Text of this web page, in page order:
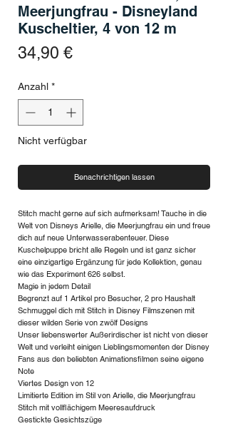
Meerjungfrau - Disneyland
Kuscheltier, 4 von 12 m
34,90 €Preis
Anzahl *
Nicht verfügbar
Benachrichtigen lassen
Stitch macht gerne auf sich aufmerksam! Tauche in die
Welt von Disneys Arielle, die Meerjungfrau ein und freue
dich auf neue Unterwasserabenteuer. Diese
Kuschelpuppe bricht alle Regeln und ist ganz sicher
eine einzigartige Ergänzung für jede Kollektion, genau
wie das Experiment 626 selbst.
Magie in jedem Detail
Begrenzt auf 1 Artikel pro Besucher, 2 pro Haushalt
Schmuggel dich mit Stitch in Disney Filmszenen mit
dieser wilden Serie von zwölf Designs
Unser liebenswerter Außerirdischer ist nicht von dieser
Welt und verleiht einigen Lieblingsmomenten der Disney
Fans aus den beliebten Animationsfilmen seine eigene
Note
Viertes Design von 12
Limitierte Edition im Stil von Arielle, die Meerjungfrau
Stitch mit vollflächigem Meeresaufdruck
Gestickte Gesichtszüge